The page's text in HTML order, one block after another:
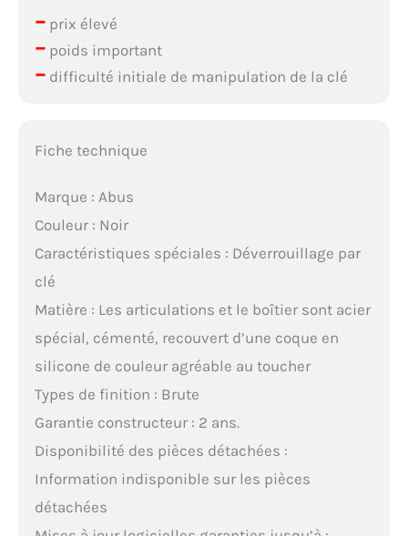
–prix élevé
–poids important
–difficulté initiale de manipulation de la clé
Fiche technique
Marque : Abus
Couleur : Noir
Caractéristiques spéciales : Déverrouillage par
clé
Matière : Les articulations et le boîtier sont acier
spécial, cémenté, recouvert d’une coque en
silicone de couleur agréable au toucher
Types de finition : Brute
Garantie constructeur : 2 ans.
Disponibilité des pièces détachées :
Information indisponible sur les pièces
détachées